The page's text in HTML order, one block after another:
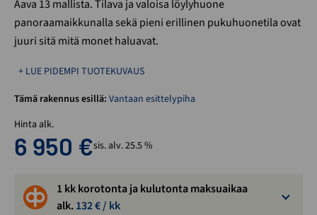
Aava 13 mallista. Tilava ja valoisa löylyhuone
panoraamaikkunalla sekä pieni erillinen pukuhuonetila ovat
juuri sitä mitä monet haluavat.
+ LUE PIDEMPI TUOTEKUVAUS
Tämä rakennus esillä: Vantaan esittelypiha
Hinta alk.
6 950 €sis. alv. 25.5 %
1 kk korotonta ja kulutonta maksuaikaa
alk.132€ / kk